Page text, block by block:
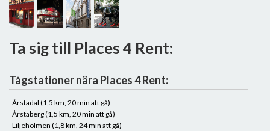
Ta sig till Places 4 Rent:
Tågstationer nära Places 4 Rent:
Årstadal (1,5 km, 20 min att gå)
Årstaberg (1,5 km, 20 min att gå)
Liljeholmen (1,8 km, 24 min att gå)